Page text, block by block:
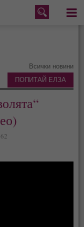
Меню
Всички новини
ПОПИТАЙ ЕЛЗА